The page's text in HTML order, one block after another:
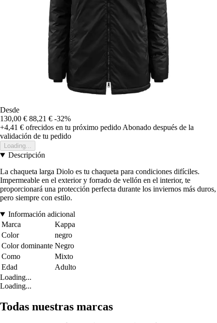
Desde
130,00 € 88,21 € -32%
+4,41 € ofrecidos en tu próximo pedido Abonado después de la
validación de tu pedido
Loading...
Descripción
La chaqueta larga Diolo es tu chaqueta para condiciones difíciles.
Impermeable en el exterior y forrado de vellón en el interior, te
proporcionará una protección perfecta durante los inviernos más duros,
pero siempre con estilo.
Información adicional
Marca
Kappa
Color
negro
Color dominante Negro
Como
Mixto
Edad
Adulto
Loading...
Loading...
Todas nuestras marcas